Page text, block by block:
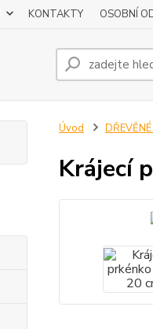
KONTAKTY OSOBNÍ
Úvod
Krájecí